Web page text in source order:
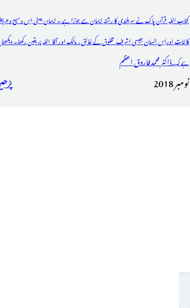
کتاب اللہ قرآن پاک نے سربلندی کا رشتہ ایمان سے جوڑا ہے ۔ ایمان یعنی اِس وسیع
کائنات اوراِس انسان جیسی اشرف مخلوق کے خالق ، مالک اور آقا اللہ پر یقین رکھنا۔ دیکھنا
ہے کہ...ڈاکٹر محمد فاروق اعظم
نومبر 2018